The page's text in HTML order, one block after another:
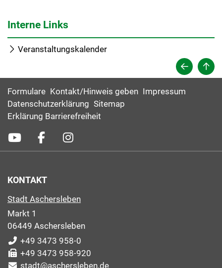
Interne Links
Veranstaltungskalender
Formulare Kontakt/Hinweis geben Impressum
Datenschutzerklärung Sitemap
Erklärung Barrierefreiheit
KONTAKT
Stadt Aschersleben
Markt 1
06449 Aschersleben
+49 3473 958-0
+49 3473 958-920
stadt@aschersleben.de